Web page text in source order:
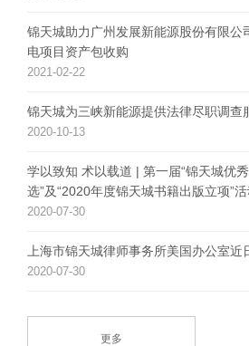
锦天城助力广州发展新能源股份有限公
电项目资产包收购
2021-02-22
锦天城为三峡新能源提供法律尽职调查
2020-10-13
学以致知 术以载道 | 第一届“锦天城优
选”及“2020年度锦天城书籍出版立项”
2020-07-30
上海市锦天城律师事务所美国办公室近
2020-07-30
更多